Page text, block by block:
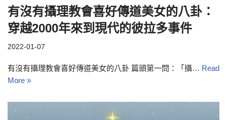
有沒有攝理教會喜好傳道美女的八卦：
穿越2000年來到現代的彼拉多事件
2022-01-07
有沒有攝理教會喜好傳道美女的八卦 篇頭第一問：「攝… Read
More »